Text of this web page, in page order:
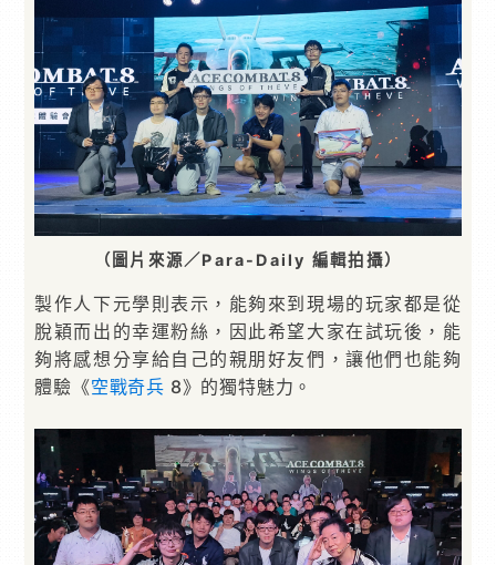
（圖片來源／Para-Daily 編輯拍攝）
製作人下元學則表示，能夠來到現場的玩家都是從
脫穎而出的幸運粉絲，因此希望大家在試玩後，能
夠將感想分享給自己的親朋好友們，讓他們也能夠
體驗《空戰奇兵 8》的獨特魅力。